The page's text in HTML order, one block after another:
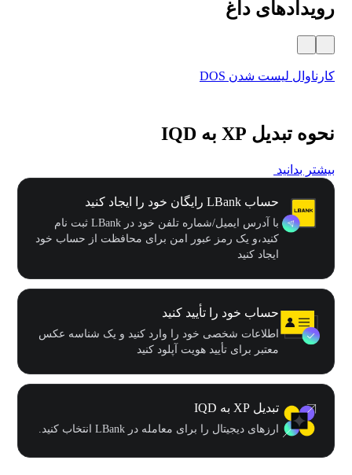
رویدادهای داغ
کارناوال لیست شدن DOS
نحوه تبدیل XP به IQD
بیشتر بدانید
حساب LBank رایگان خود را ایجاد کنید
با آدرس ایمیل/شماره تلفن خود در LBank ثبت نام
کنید،و یک رمز عبور امن برای محافظت از حساب خود
ایجاد کنید
حساب خود را تأیید کنید
اطلاعات شخصی خود را وارد کنید و یک شناسه عکس
معتبر برای تأیید هویت آپلود کنید
تبدیل XP به IQD
ارزهای دیجیتال را برای معامله در LBank انتخاب کنید.